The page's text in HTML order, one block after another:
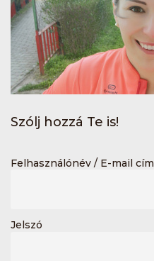
Szólj hozzá Te is!
Felhasználónév / E-mail cím
Jelszó